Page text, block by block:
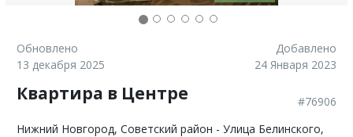
Обновлено
13 декабря 2025
Добавлено
24 Января 2023
Квартира в Центре
#76906
Нижний Новгород, Советский район - Улица Белинского,